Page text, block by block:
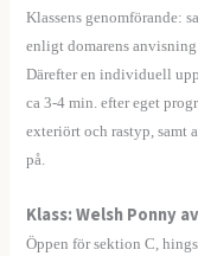
Klassens genomförande:
enligt domarens anvisning.
Därefter en individuell
ca 3-4 min. efter eget
exteriört och rastyp, samt
på.
Klass: Welsh Ponny
Öppen för sektion C,